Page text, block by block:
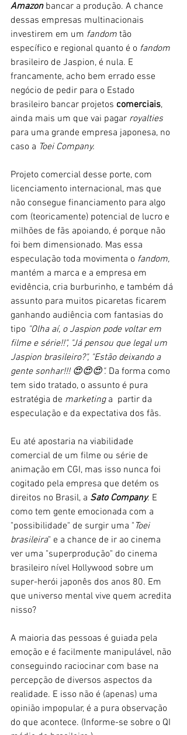
Amazon bancar a produção. A chance
dessas empresas multinacionais
investirem em um fandom tão
específico e regional quanto é o fandom
brasileiro de Jaspion, é nula. E
francamente, acho bem errado esse
negócio de pedir para o Estado
brasileiro bancar projetos comerciais,
ainda mais um que vai pagar royalties
para uma grande empresa japonesa, no
caso a Toei Company.
Projeto comercial desse porte, com
licenciamento internacional, mas que
não consegue financiamento para algo
com (teoricamente) potencial de lucro e
milhões de fãs apoiando, é porque não
foi bem dimensionado. Mas essa
especulação toda movimenta o fandom,
mantém a marca e a empresa em
evidência, cria burburinho, e também dá
assunto para muitos picaretas ficarem
ganhando audiência com fantasias do
tipo "Olha aí, o Jaspion pode voltar em
filme e série!!", "Já pensou que legal um
Jaspion brasileiro?", "Estão deixando a
gente sonhar!!! 😍😍😍". Da forma como
tem sido tratado, o assunto é pura
estratégia de marketing a  partir da
especulação e da expectativa dos fãs.
Eu até apostaria na viabilidade
comercial de um filme ou série de
animação em CGI, mas isso nunca foi
cogitado pela empresa que detém os
direitos no Brasil, a Sato Company. E
como tem gente emocionada com a
"possibilidade" de surgir uma " Toei
brasileira" e a chance de ir ao cinema
ver uma "superprodução" do cinema
brasileiro nível Hollywood sobre um
super-herói japonês dos anos 80. Em
que universo mental vive quem acredita
nisso?
A maioria das pessoas é guiada pela
emoção e é facilmente manipulável, não
conseguindo raciocinar com base na
percepção de diversos aspectos da
realidade. E isso não é (apenas) uma
opinião impopular, é a pura observação
do que acontece. (Informe-se sobre o QI